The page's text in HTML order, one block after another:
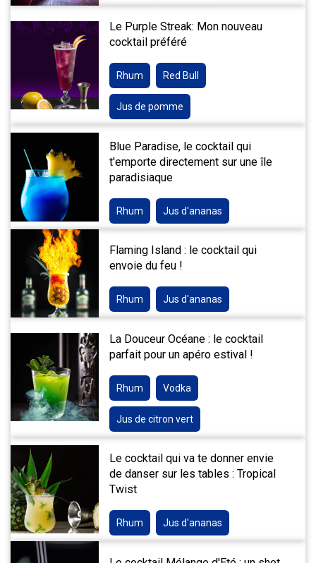
Le Purple Streak: Mon nouveau
cocktail préféré
Rhum Red Bull
Jus de pomme
Blue Paradise, le cocktail qui
t'emporte directement sur une île
paradisiaque
Rhum Jus d'ananas
Flaming Island : le cocktail qui
envoie du feu !
Rhum Jus d'ananas
La Douceur Océane : le cocktail
parfait pour un apéro estival !
Rhum Vodka
Jus de citron vert
Le cocktail qui va te donner envie
de danser sur les tables : Tropical
Twist
Rhum Jus d'ananas